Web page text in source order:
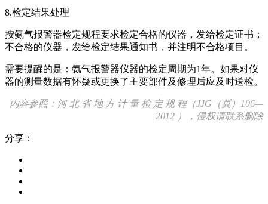
8.检定结果处理
按氨气报警器检定规程要求检定合格的仪器，发给检定证书；
不合格的仪器，发给检定结果通知书，并注明不合格项目。
需要提醒的是：氨气报警器仪器的检定周期为1年。如果对仪
器的测量数据有怀疑或更换了主要部件及修理后应及时送检。
内容参照：河 北 省 地 方 计 量 检 定 规 程（JJG（冀）106—
2012 ），侵权请联系删除
分享：